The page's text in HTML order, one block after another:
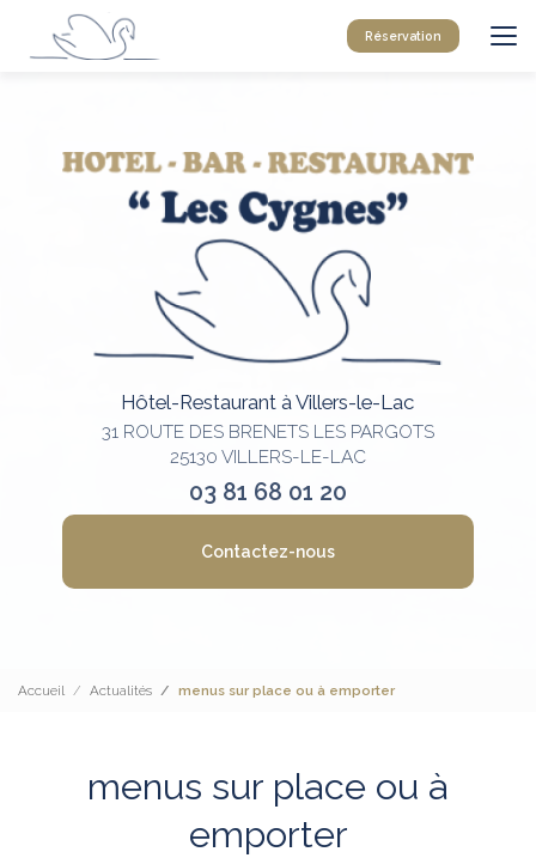
contenu
Réservation
Hôtel-Restaurant à Villers-le-Lac
31 ROUTE DES BRENETS LES PARGOTS
25130 VILLERS-LE-LAC
03 81 68 01 20
Contactez-nous
Accueil Actualités menus sur place ou à emporter
menus sur place ou à
emporter